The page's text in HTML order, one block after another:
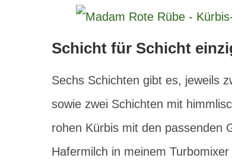
Schicht für Schicht
Sechs Schichten gibt es, jeweils
sowie zwei Schichten mit
rohen Kürbis mit den passenden
Hafermilch in meinem